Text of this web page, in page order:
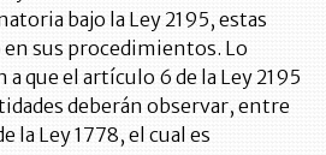
bajo la Ley 2195, estas
sus procedimientos. Lo
que el artículo 6 de la Ley 2195
deberán observar, entre
la Ley 1778, el cual es